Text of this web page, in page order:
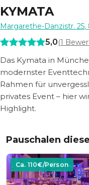
KYMATA
Margarethe-Danzistr. 25,
5,0(1
Das Kymata in
modernster
Rahmen für
privates Event – hier
Highlight.
Pauschalen
Ca. 110€/Person